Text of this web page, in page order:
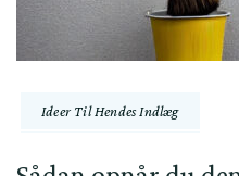
Ideer Til Hendes Indlæg